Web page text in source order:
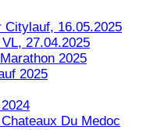
Citylauf, 16.05.2025
27.04.2025
2025
2025
Du Medoc